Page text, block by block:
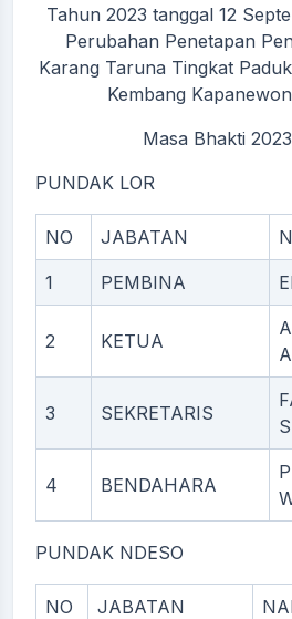
Tahun 2023 tanggal 12
Perubahan Penetapan
Karang Taruna Tingkat
Kembang
Masa Bhakti
PUNDAK LOR
NO JABATAN
1 PEMBINA
2 KETUA
3 SEKRETARIS
4 BENDAHARA
PUNDAK NDESO
NO JABATAN